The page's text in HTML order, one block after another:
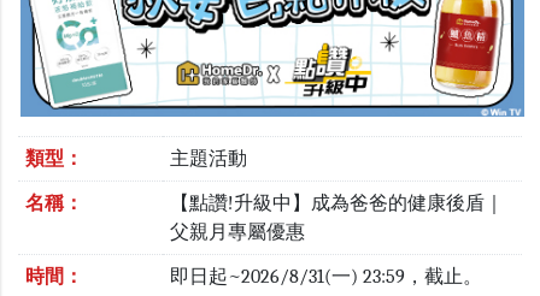
類型： 主題活動
名稱：
【點讚!升級中】成為爸爸的健康後盾｜
父親月專屬優惠
時間： 即日起~2026/8/31(一) 23:59，截止。